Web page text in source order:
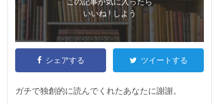
いいね ! しよう
シェアする ツイートする
ガチで独創的に読んでくれたあなたに謝謝。